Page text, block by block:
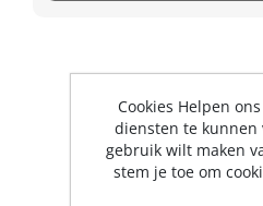
Cookies Helpen
diensten te kunnen
gebruik wilt maken
stem je toe om